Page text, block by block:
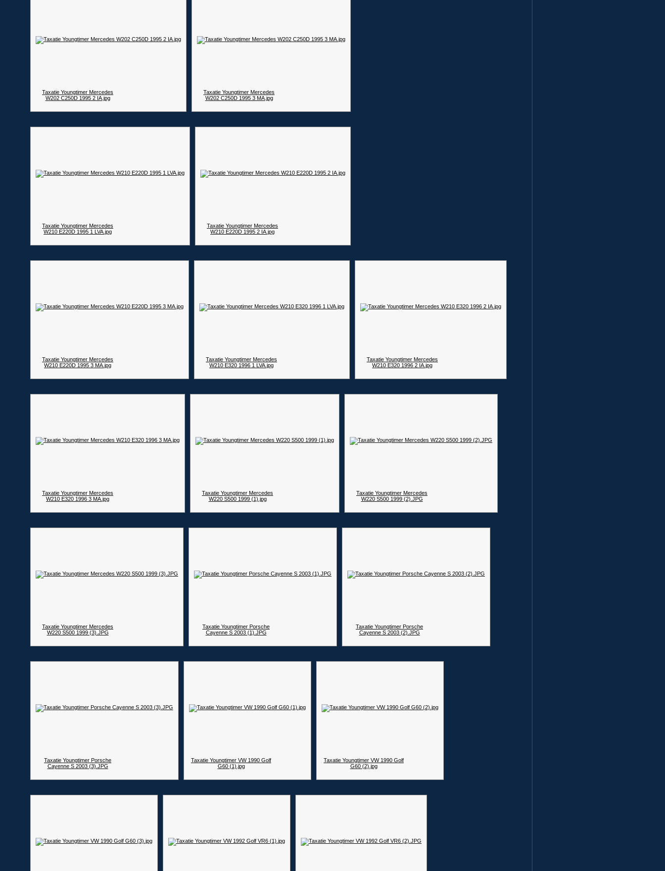
Taxatie Youngtimer Mercedes
W202 C250D 1995 2 IA.jpg
Taxatie Youngtimer Mercedes
W202 C250D 1995 3 MA.jpg
Taxatie Youngtimer Mercedes
W210 E220D 1995 1 LVA.jpg
Taxatie Youngtimer Mercedes
W210 E220D 1995 2 IA.jpg
Taxatie Youngtimer Mercedes
W210 E220D 1995 3 MA.jpg
Taxatie Youngtimer Mercedes
W210 E320 1996 1 LVA.jpg
Taxatie Youngtimer Mercedes
W210 E320 1996 2 IA.jpg
Taxatie Youngtimer Mercedes
W210 E320 1996 3 MA.jpg
Taxatie Youngtimer Mercedes
W220 S500 1999 (1).jpg
Taxatie Youngtimer Mercedes
W220 S500 1999 (2).JPG
Taxatie Youngtimer Mercedes
W220 S500 1999 (3).JPG
Taxatie Youngtimer Porsche
Cayenne S 2003 (1).JPG
Taxatie Youngtimer Porsche
Cayenne S 2003 (2).JPG
Taxatie Youngtimer Porsche
Cayenne S 2003 (3).JPG
Taxatie Youngtimer VW 1990 Golf
G60 (1).jpg
Taxatie Youngtimer VW 1990 Golf
G60 (2).jpg